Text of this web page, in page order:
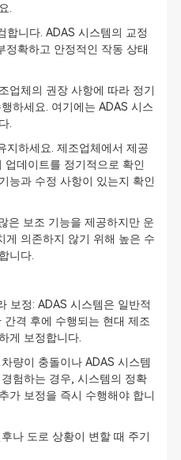
.
합니다. ADAS 시스템의 교정
정확하고 안정적인 작동 상태
업체의 권장 사항에 따라 정기
하세요. 여기에는 ADAS 시스
.
지하세요. 제조업체에서 제공
데이트를 정기적으로 확인
능과 수정 사항이 있는지 확인
은 보조 기능을 제공하지만 운
게 의존하지 않기 위해 높은 수
니다.
보정: ADAS 시스템은 일반적
격 후에 수행되는 현대 제조
게 보정합니다.
량이 충돌이나 ADAS 시스템
험하는 경우, 시스템의 정확
가 보정을 즉시 수행해야 합니
나 도로 상황이 변할 때 주기